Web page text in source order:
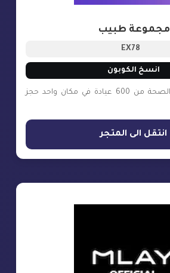
مجموعة طبيب
EX78
انسخ الكوبون
كل خدمات الجمال والصحة من 600 عيادة في مكان واحد حجز
انتقل الى المتجر